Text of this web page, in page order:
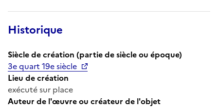
Historique
Siècle de création (partie de siècle ou époque)
3e quart 19e siècle
Lieu de création
exécuté sur place
Auteur de l'œuvre ou créateur de l'objet